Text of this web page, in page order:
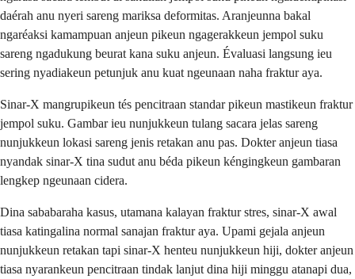
daérah anu nyeri sareng mariksa deformitas. Aranjeunna bakal
ngaréaksi kamampuan anjeun pikeun ngagerakkeun jempol suku
sareng ngadukung beurat kana suku anjeun. Évaluasi langsung ieu
sering nyadiakeun petunjuk anu kuat ngeunaan naha fraktur aya.
Sinar-X mangrupikeun tés pencitraan standar pikeun mastikeun fraktur
jempol suku. Gambar ieu nunjukkeun tulang sacara jelas sareng
nunjukkeun lokasi sareng jenis retakan anu pas. Dokter anjeun tiasa
nyandak sinar-X tina sudut anu béda pikeun kéngingkeun gambaran
lengkep ngeunaan cidera.
Dina sababaraha kasus, utamana kalayan fraktur stres, sinar-X awal
tiasa katingalina normal sanajan fraktur aya. Upami gejala anjeun
nunjukkeun retakan tapi sinar-X henteu nunjukkeun hiji, dokter anjeun
tiasa nyarankeun pencitraan tindak lanjut dina hiji minggu atanapi dua,